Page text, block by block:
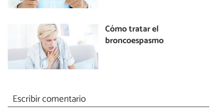
Cómo tratar el
broncoespasmo
Escribir comentario